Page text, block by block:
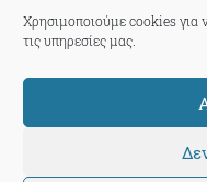
Χρησιμοποιούμε cookies για
τις υπηρεσίες μας.
© 2026 ThePressProject |